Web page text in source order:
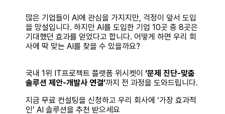
많은 기업들이 AI에 관심을 가지지만, 걱정이 앞서 도입
을 망설입니다. 하지만 AI를 도입한 기업 10곳 중 8곳은
기대했던 효과를 얻었다고 합니다. 어떻게 하면 우리 회
사에 딱 맞는 AI를 찾을 수 있을까요?
국내 1위 IT프로젝트 플랫폼 위시켓이 ‘문제 진단-맞춤
솔루션 제안-개발사 연결’까지 전 과정을 도와드립니다.
지금 무료 컨설팅을 신청하고 우리 회사에 ‘가장 효과적
인’ AI 솔루션을 추천 받으세요